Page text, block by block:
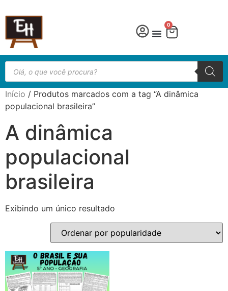
0
Início / Produtos marcados com a tag “A dinâmica
populacional brasileira”
A dinâmica
populacional
brasileira
Exibindo um único resultado